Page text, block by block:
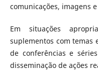
comunicações, imagens
Em situações
suplementos com temas
de conferências e
disseminação de ações